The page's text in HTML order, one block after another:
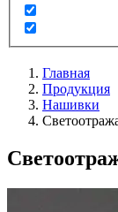
Главная
Продукция
Нашивки